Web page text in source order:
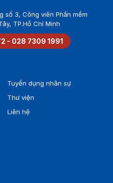
số 3, Công viên Phần mềm
TP.Hồ Chí Minh
- 028 7309 1991
Tuyển dụng nhân sự
Thư viện
Liên hệ